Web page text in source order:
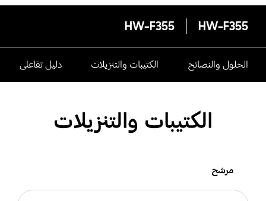
HW-F355
HW-F355
الحلول والنصائح الكتيبات والتنزيلات دليل تفاعلى
الكتيبات والتنزيلات
مرشح